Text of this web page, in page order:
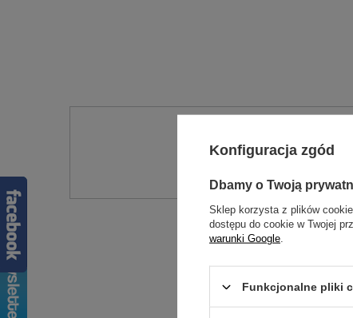
Zadaj pytanie a my
Konfiguracja zgód
Dbamy o Twoją
Sklep korzysta z plików
dostępu do cookie w Twojej
warunki Google
Funkcjonalne pliki